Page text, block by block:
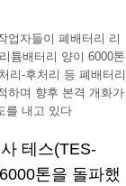
업자들이 폐배터리 리
튬배터리 양이 6000톤
리-후처리 등 폐배터리
하며 향후 본격 개화가
를 내고 있다
테스(TES-
톤을 돌파했